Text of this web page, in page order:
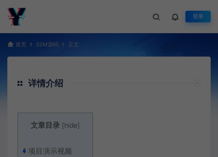
登录
首页 SSM源码 正文
详情介绍
文章目录 [hide]
1 项目演示视频